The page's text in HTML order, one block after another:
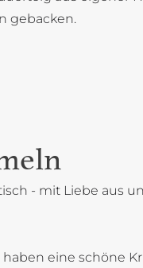
gebacken.
- mit Liebe aus
eine schöne